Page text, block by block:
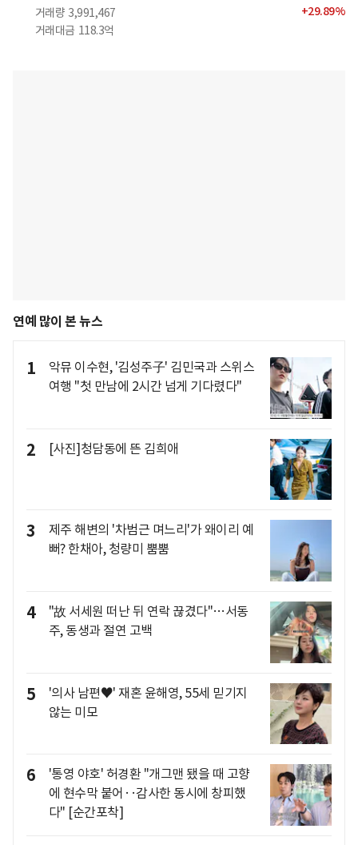
거래량 3,991,467
거래대금 118.3억
+29.89%
연예 많이 본 뉴스
1
악뮤 이수현, '김성주子' 김민국과 스위스
여행 "첫 만남에 2시간 넘게 기다렸다"
2 [사진]청담동에 뜬 김희애
3
제주 해변의 '차범근 며느리'가 왜이리 예
뻐? 한채아, 청량미 뿜뿜
4
"故 서세원 떠난 뒤 연락 끊겼다"…서동
주, 동생과 절연 고백
5
'의사 남편♥' 재혼 윤해영, 55세 믿기지
않는 미모
6
'통영 야호' 허경환 "개그맨 됐을 때 고향
에 현수막 붙어‥감사한 동시에 창피했
다" [순간포착]